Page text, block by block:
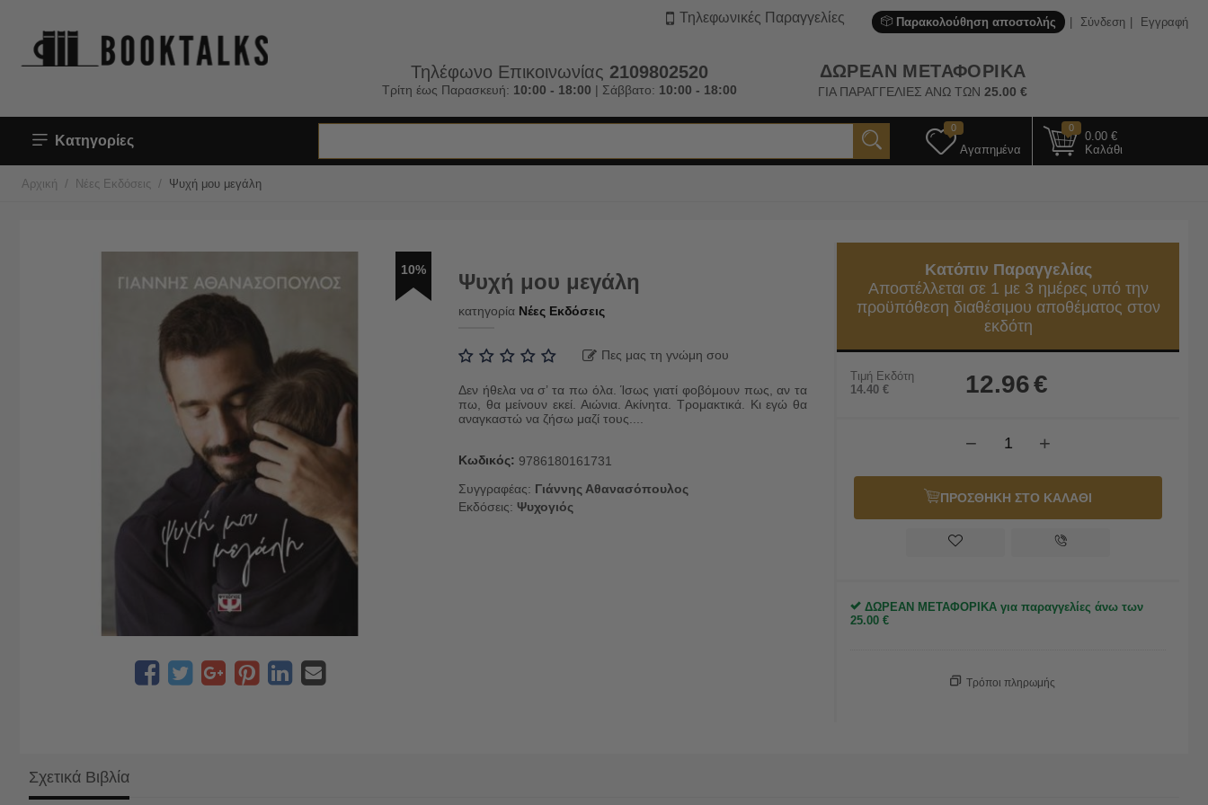
Παρακολούθηση αποστολής Σύνδεση Εγγραφή
Τηλεφωνικές Παραγγελίες
Τηλέφωνο Επικοινωνίας 2109802520
Τρίτη έως Παρασκευή: 10:00 - 18:00 | Σάββατο: 10:00 - 18:00
ΔΩΡΕΑΝ ΜΕΤΑΦΟΡΙΚΑ
ΓΙΑ ΠΑΡΑΓΓΕΛΙΕΣ ΑΝΩ ΤΩΝ25.00 €
Κατηγορίες
0
Αγαπημένα
0
0.00 €
Καλάθι
Αρχική / Νέες Εκδόσεις / Ψυχή μου μεγάλη
10% Ψυχή μου μεγάλη
κατηγορία Νέες Εκδόσεις
Πες μας τη γνώμη σου
Δεν ήθελα να σ’ τα πω όλα. Ίσως γιατί φοβόμουν πως, αν τα
πω, θα μείνουν εκεί. Αιώνια. Ακίνητα. Τρομακτικά. Κι εγώ θα
αναγκαστώ να ζήσω μαζί τους....
Κωδικός: 9786180161731
Συγγραφέας: Γιάννης Αθανασόπουλος
Εκδόσεις: Ψυχογιός
Κατόπιν Παραγγελίας
Αποστέλλεται σε 1 με 3 ημέρες υπό την
προϋπόθεση διαθέσιμου αποθέματος στον
εκδότη
Τιμή Εκδότη
14.40 € 12.96€
+
−
ΠΡΟΣΘΗΚΗ ΣΤΟ ΚΑΛΑΘΙ
ΔΩΡΕΑΝ ΜΕΤΑΦΟΡΙΚΑ για παραγγελίες άνω των
25.00 €
Τρόποι πληρωμής
Σχετικά Βιβλία